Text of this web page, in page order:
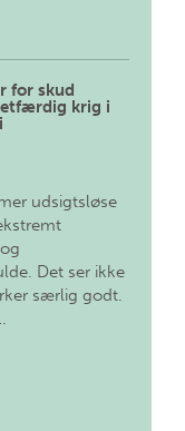
for skud
krig i
udsigtsløse
Det ser ikke
særlig godt.